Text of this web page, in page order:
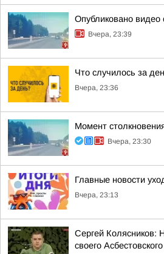
Опубликовано
Вчера, 23:39
Что случилось за
Вчера, 23:36
Момент
Вчера, 23:30
Главные новости
Вчера, 23:13
Сергей Колясников:
своего